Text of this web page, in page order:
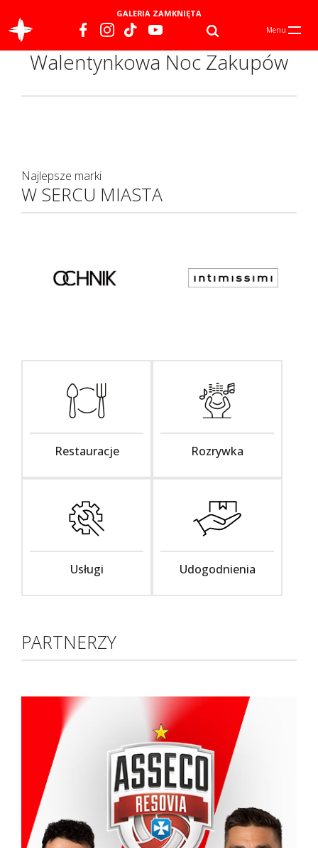
GALERIA ZAMKNIĘTA
Menu
Walentynkowa Noc Zakupów
Najlepsze marki
W SERCU MIASTA
Restauracje Rozrywka
Usługi Udogodnienia
PARTNERZY